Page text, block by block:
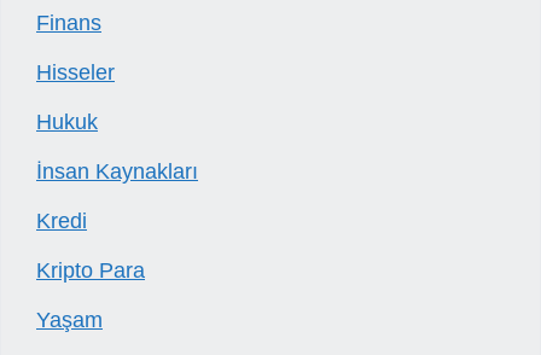
Finans
Hisseler
Hukuk
İnsan Kaynakları
Kredi
Kripto Para
Yaşam